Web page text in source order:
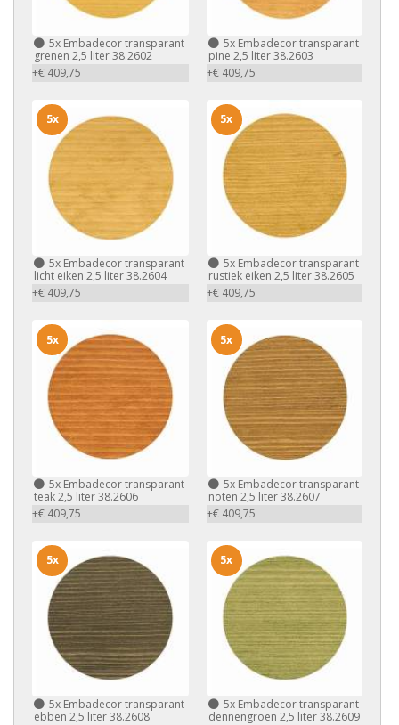
5x Embadecor transparant
grenen 2,5 liter 38.2602
+€ 409,75
5xEmbadecor transparant
pine 2,5 liter 38.2603
+€ 409,75
5x Embadecor transparant
licht eiken 2,5 liter 38.2604
+€ 409,75
5x
5xEmbadecor transparant
rustiek eiken 2,5 liter 38.2605
+€ 409,75
5x
5x Embadecor transparant
teak 2,5 liter 38.2606
+€ 409,75
5x
5xEmbadecor transparant
noten 2,5 liter 38.2607
+€ 409,75
5x
5x Embadecor transparant
ebben 2,5 liter 38.2608
5x
5xEmbadecor transparant
dennengroen 2,5 liter 38.2609
5x